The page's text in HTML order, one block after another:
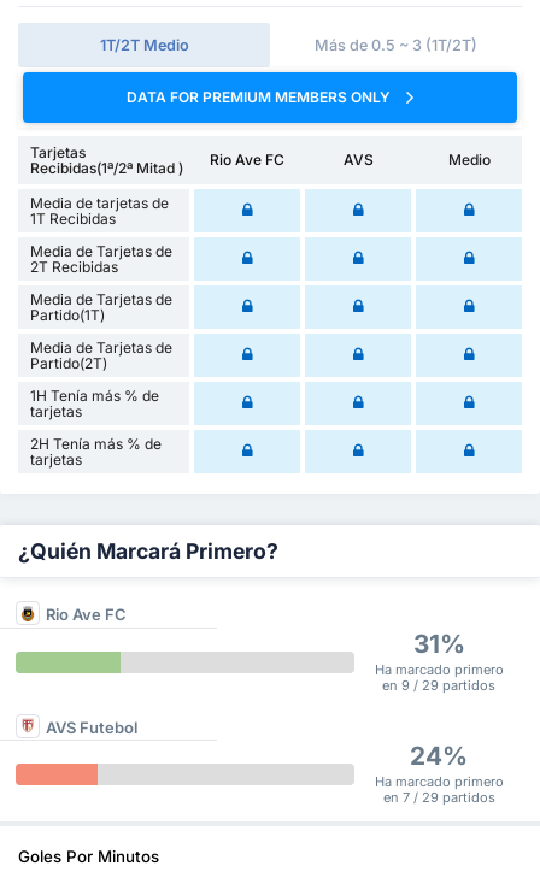
1T/2T Medio Más de 0.5 ~ 3 (1T/2T)
DATA FOR PREMIUM MEMBERS ONLY
Tarjetas
Recibidas(1ª/2ª Mitad )
Rio Ave FC AVS Medio
Media de tarjetas de
1T Recibidas
Media de Tarjetas de
2T Recibidas
Media de Tarjetas de
Partido(1T)
Media de Tarjetas de
Partido(2T)
1H Tenía más % de
tarjetas
2H Tenía más % de
tarjetas
¿Quién Marcará Primero?
Rio Ave FC
31%
Ha marcado primero
en 9 / 29 partidos
AVS Futebol
24%
Ha marcado primero
en 7 / 29 partidos
Goles Por Minutos